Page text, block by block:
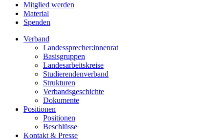
Mitglied werden
Material
Spenden
Verband
Landessprecher:innenrat
Basisgruppen
Landesarbeitskreise
Studierendenverband
Strukturen
Verbandsgeschichte
Dokumente
Positionen
Positionen
Beschlüsse
Kontakt & Presse